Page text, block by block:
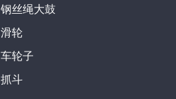
钢丝绳大鼓
滑轮
车轮子
抓斗